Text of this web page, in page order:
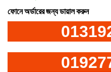
ফোনে অর্ডারের জন্য ডায়াল করুন